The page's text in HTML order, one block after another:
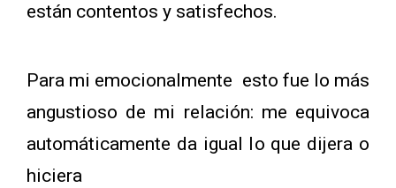
están contentos y satisfechos.
Para mi emocionalmente esto fue lo más
angustioso de mi relación: me equivoca
automáticamente da igual lo que dijera o
hiciera